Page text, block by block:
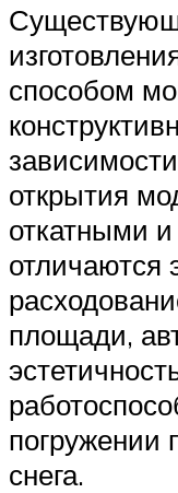
способом
открытия
откатными
площади,
погружении
снега.